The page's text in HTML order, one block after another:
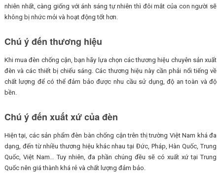
nhiên nhất, càng giống với ánh sáng tự nhiên thì đôi mắt của con người sẽ
không bị nhức mỏi và hoạt động tốt hơn.
Chú ý đến thương hiệu
Khi mua đèn chống cận, bạn hãy lựa chọn các thương hiệu chuyên sản xuất
đèn và các thiết bị chiếu sáng. Các thương hiệu này cần phải nổi tiếng về
chất lượng để có thể đảm bảo được nhu cầu sử dụng, độ an toàn và độ
bền.
Chú ý đến xuất xứ của đèn
Hiện tại, các sản phẩm đèn bàn chống cận trên thị trường Việt Nam khá đa
dạng, đến từ nhiều thương hiệu khác nhau tại Đức, Pháp, Hàn Quốc, Trung
Quốc, Việt Nam… Tuy nhiên, đa phần chúng đều sẽ có xuất xứ tại Trung
Quốc nên giá thành khá rẻ và chất lượng đảm bảo.